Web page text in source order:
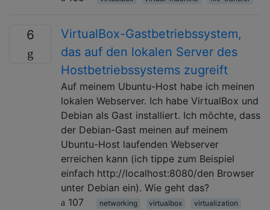
6
VirtualBox-Gastbetriebssystem,
das auf den lokalen Server des
Hostbetriebssystems zugreift
Auf meinem Ubuntu-Host habe ich meinen
lokalen Webserver. Ich habe VirtualBox und
Debian als Gast installiert. Ich möchte, dass
der Debian-Gast meinen auf meinem
Ubuntu-Host laufenden Webserver
erreichen kann (ich tippe zum Beispiel
einfach http://localhost:8080/den Browser
unter Debian ein). Wie geht das?
107
networking virtualbox virtualization